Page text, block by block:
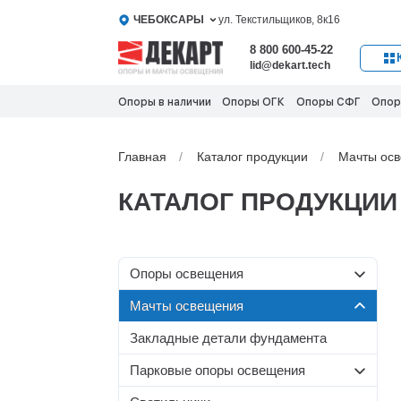
ЧЕБОКСАРЫ ул. Текстильщиков, 8к16
8 800 600-45-22
lid@dekart.tech
Опоры в наличии Опоры ОГК Опоры СФГ
Главная Каталог продукции Мачты
КАТАЛОГ ПРОДУКЦИИ
Oпоры oсвeщения
Силовые опоры освещения
Граненые силовые опоры
МС
Круглоконические силовые
опоры
Несиловые опоры
освещения
Несиловые граненые опоры
Складывающиеся опоры
Мачты освещения
Со стационарной короной
МС-С
МС-Т
Закладные детали фундамента
Парковые опоры освещения